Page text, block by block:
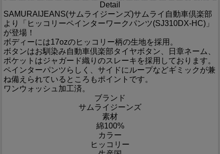
Detail
SAMURAIJEANS(サムライジーンズ)サムライ自動車倶楽部
より「ヒッコリーペインターワークパンツ(SJ310DX-HC)」
が登場！
ボディーには17ozのヒッコリー柄の生地を採用。
ボタンはお馴染み自動車倶楽部タイヤボタン、日章ネーム、
ポケットはジャガード織りのスレーキを採用しております。
ペインターパンツらしく、サイドにループなどギミックが兼
ね備えられているところもポイントです。
ワンウォッシュ加工済。
ブランド
サムライジーンズ
素材
綿100%
カラー
ヒッコリー